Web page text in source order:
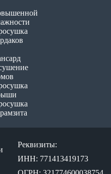
Реквизиты:
ИНН: 771413419173